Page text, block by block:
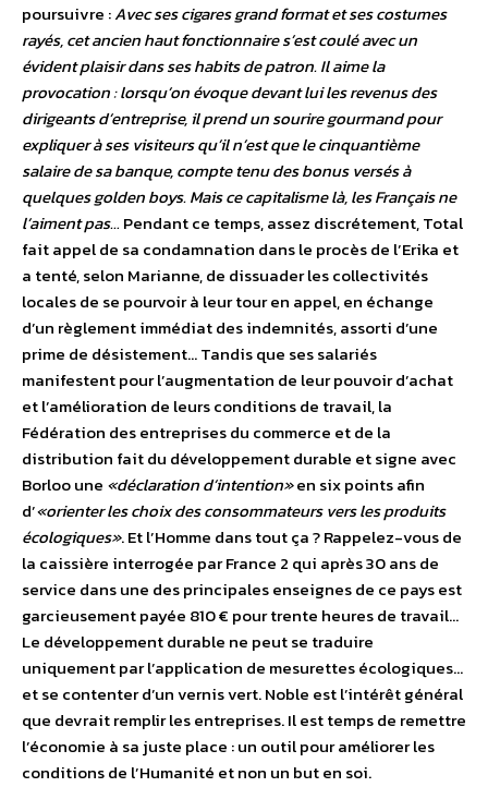
poursuivre :Avec ses cigares grand format et ses costumes
rayés, cet ancien haut fonctionnaire s’est coulé avec un
évident plaisir dans ses habits de patron. Il aime la
provocation : lorsqu’on évoque devant lui les revenus des
dirigeants d’entreprise, il prend un sourire gourmand pour
expliquer à ses visiteurs qu’il n’est que le cinquantième
salaire de sa banque, compte tenu des bonus versés à
quelques golden boys. Mais ce capitalisme là, les Français ne
l’aiment pas… Pendant ce temps, assez discrétement, Total
fait appel de sa condamnation dans le procès de l’Erika et
a tenté, selon Marianne, de dissuader les collectivités
locales de se pourvoir à leur tour en appel, en échange
d’un règlement immédiat des indemnités, assorti d’une
prime de désistement… Tandis que ses salariés
manifestent pour l’augmentation de leur pouvoir d’achat
et l’amélioration de leurs conditions de travail, la
Fédération des entreprises du commerce et de la
distribution fait du développement durable et signe avec
Borloo une «déclaration d’intention»en six points afin
d’«orienter les choix des consommateurs vers les produits
écologiques». Et l’Homme dans tout ça ? Rappelez-vous de
la caissière interrogée par France 2 qui après 30 ans de
service dans une des principales enseignes de ce pays est
garcieusement payée 810 € pour trente heures de travail…
Le développement durable ne peut se traduire
uniquement par l’application de mesurettes écologiques…
et se contenter d’un vernis vert. Noble est l’intérêt général
que devrait remplir les entreprises. Il est temps de remettre
l’économie à sa juste place : un outil pour améliorer les
conditions de l’Humanité et non un but en soi.